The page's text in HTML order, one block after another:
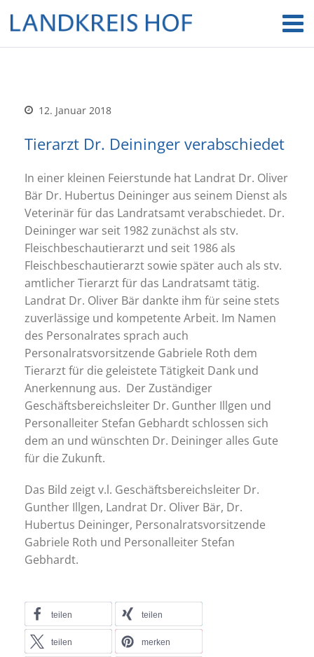
12. Januar 2018
Tierarzt Dr. Deininger verabschiedet
In einer kleinen Feierstunde hat Landrat Dr. Oliver
Bär Dr. Hubertus Deininger aus seinem Dienst als
Veterinär für das Landratsamt verabschiedet. Dr.
Deininger war seit 1982 zunächst als stv.
Fleischbeschautierarzt und seit 1986 als
Fleischbeschautierarzt sowie später auch als stv.
amtlicher Tierarzt für das Landratsamt tätig.
Landrat Dr. Oliver Bär dankte ihm für seine stets
zuverlässige und kompetente Arbeit. Im Namen
des Personalrates sprach auch
Personalratsvorsitzende Gabriele Roth dem
Tierarzt für die geleistete Tätigkeit Dank und
Anerkennung aus. Der Zuständiger
Geschäftsbereichsleiter Dr. Gunther Illgen und
Personalleiter Stefan Gebhardt schlossen sich
dem an und wünschten Dr. Deininger alles Gute
für die Zukunft.
Das Bild zeigt v.l. Geschäftsbereichsleiter Dr.
Gunther Illgen, Landrat Dr. Oliver Bär, Dr.
Hubertus Deininger, Personalratsvorsitzende
Gabriele Roth und Personalleiter Stefan
Gebhardt.
teilen teilen
teilen merken